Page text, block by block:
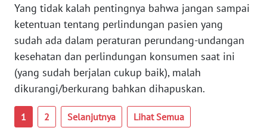
Yang tidak kalah pentingnya bahwa jangan sampai
ketentuan tentang perlindungan pasien yang
sudah ada dalam peraturan perundang-undangan
kesehatan dan perlindungan konsumen saat ini
(yang sudah berjalan cukup baik), malah
dikurangi/berkurang bahkan dihapuskan.
1 2 Selanjutnya Lihat Semua
SULTRA
WN
NTB
WN